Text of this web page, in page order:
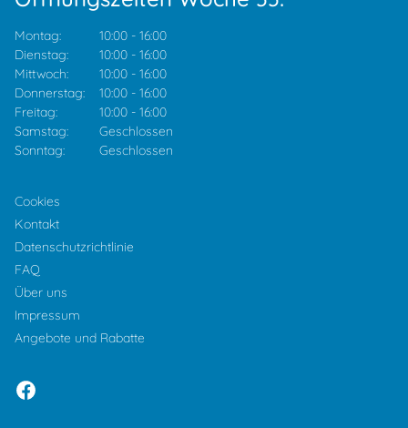
Montag: 10:00 - 16:00
Dienstag:
10:00 - 16:00
Mittwoch:
10:00 - 16:00
Donnerstag:
10:00 - 16:00
Freitag:
10:00 - 16:00
Samstag:
Geschlossen
Sonntag:
Geschlossen
Cookies
Kontakt
Datenschutzrichtlinie
FAQ
Über uns
Impressum
Angebote und Rabatte